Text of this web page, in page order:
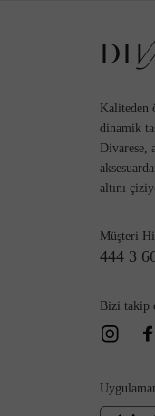
Kaliteden
dinamik
Divarese,
altını
Müşteri
444 3
Bizi takip